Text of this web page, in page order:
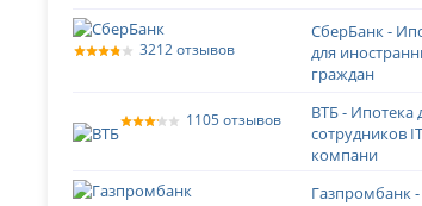
3212 отзывов
СберБанк -
для
граждан
1105 отзывов
ВТБ - Ипотека
сотрудников
компани
Газпромбанк -